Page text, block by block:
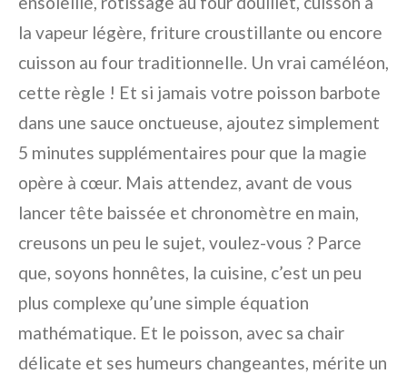
la vapeur légère, friture croustillante ou encore
cuisson au four traditionnelle. Un vrai caméléon,
cette règle ! Et si jamais votre poisson barbote
dans une sauce onctueuse, ajoutez simplement
5 minutes supplémentaires pour que la magie
opère à cœur. Mais attendez, avant de vous
lancer tête baissée et chronomètre en main,
creusons un peu le sujet, voulez-vous ? Parce
que, soyons honnêtes, la cuisine, c’est un peu
plus complexe qu’une simple équation
mathématique. Et le poisson, avec sa chair
délicate et ses humeurs changeantes, mérite un